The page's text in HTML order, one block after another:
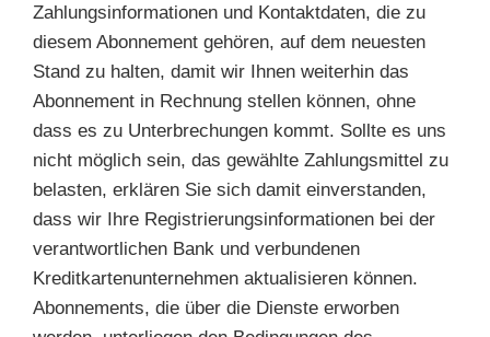
Zahlungsinformationen und Kontaktdaten, die zu
diesem Abonnement gehören, auf dem neuesten
Stand zu halten, damit wir Ihnen weiterhin das
Abonnement in Rechnung stellen können, ohne
dass es zu Unterbrechungen kommt. Sollte es uns
nicht möglich sein, das gewählte Zahlungsmittel zu
belasten, erklären Sie sich damit einverstanden,
dass wir Ihre Registrierungsinformationen bei der
verantwortlichen Bank und verbundenen
Kreditkartenunternehmen aktualisieren können.
Abonnements, die über die Dienste erworben